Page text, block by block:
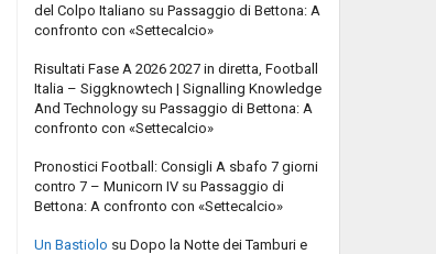
del Colpo Italiano su Passaggio di Bettona: A
confronto con «Settecalcio»
Risultati Fase A 2026 2027 in diretta, Football
Italia – Siggknowtech | Signalling Knowledge
And Technology su Passaggio di Bettona: A
confronto con «Settecalcio»
Pronostici Football: Consigli A sbafo 7 giorni
contro 7 – Municorn IV su Passaggio di
Bettona: A confronto con «Settecalcio»
Un Bastiolo su Dopo la Notte dei Tamburi e